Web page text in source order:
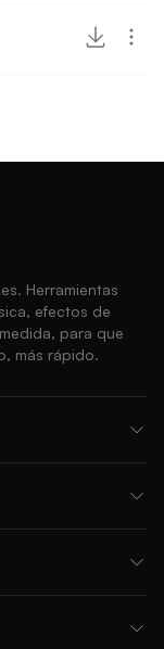
Herramientas
efectos de
para que
más rápido.